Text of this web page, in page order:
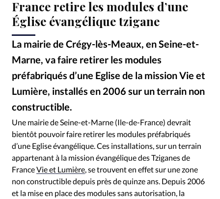
Bible
Toute l'actualité
Se connecter
Devise: CHF
RUBRIQUES
Toute l'actualité
Eglises
Histoire Laicité
Liberté religieuse
Mission
Monde People Politique
Religions
Société
France retire les modules d’une
Église évangélique tzigane
La mairie de Crégy-lès-Meaux, en Seine-et-
Marne, va faire retirer les modules
préfabriqués d’une Eglise de la mission Vie et
Lumière, installés en 2006 sur un terrain non
constructible.
©Municipalité de Crégy-lès-Meaux - La mairie et l'église de la commune
Une mairie de Seine-et-Marne (Ile-de-France) devrait
bientôt pouvoir faire retirer les modules préfabriqués
d’une Eglise évangélique. Ces installations, sur un terrain
appartenant à la mission évangélique des Tziganes de
FranceVie et Lumière , se trouvent en effet sur une zone
non constructible depuis près de quinze ans. Depuis 2006
et la mise en place des modules sans autorisation, la